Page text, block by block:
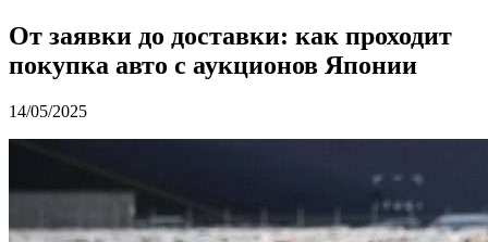
От заявки до доставки: как проходит
покупка авто с аукционов Японии
14/05/2025